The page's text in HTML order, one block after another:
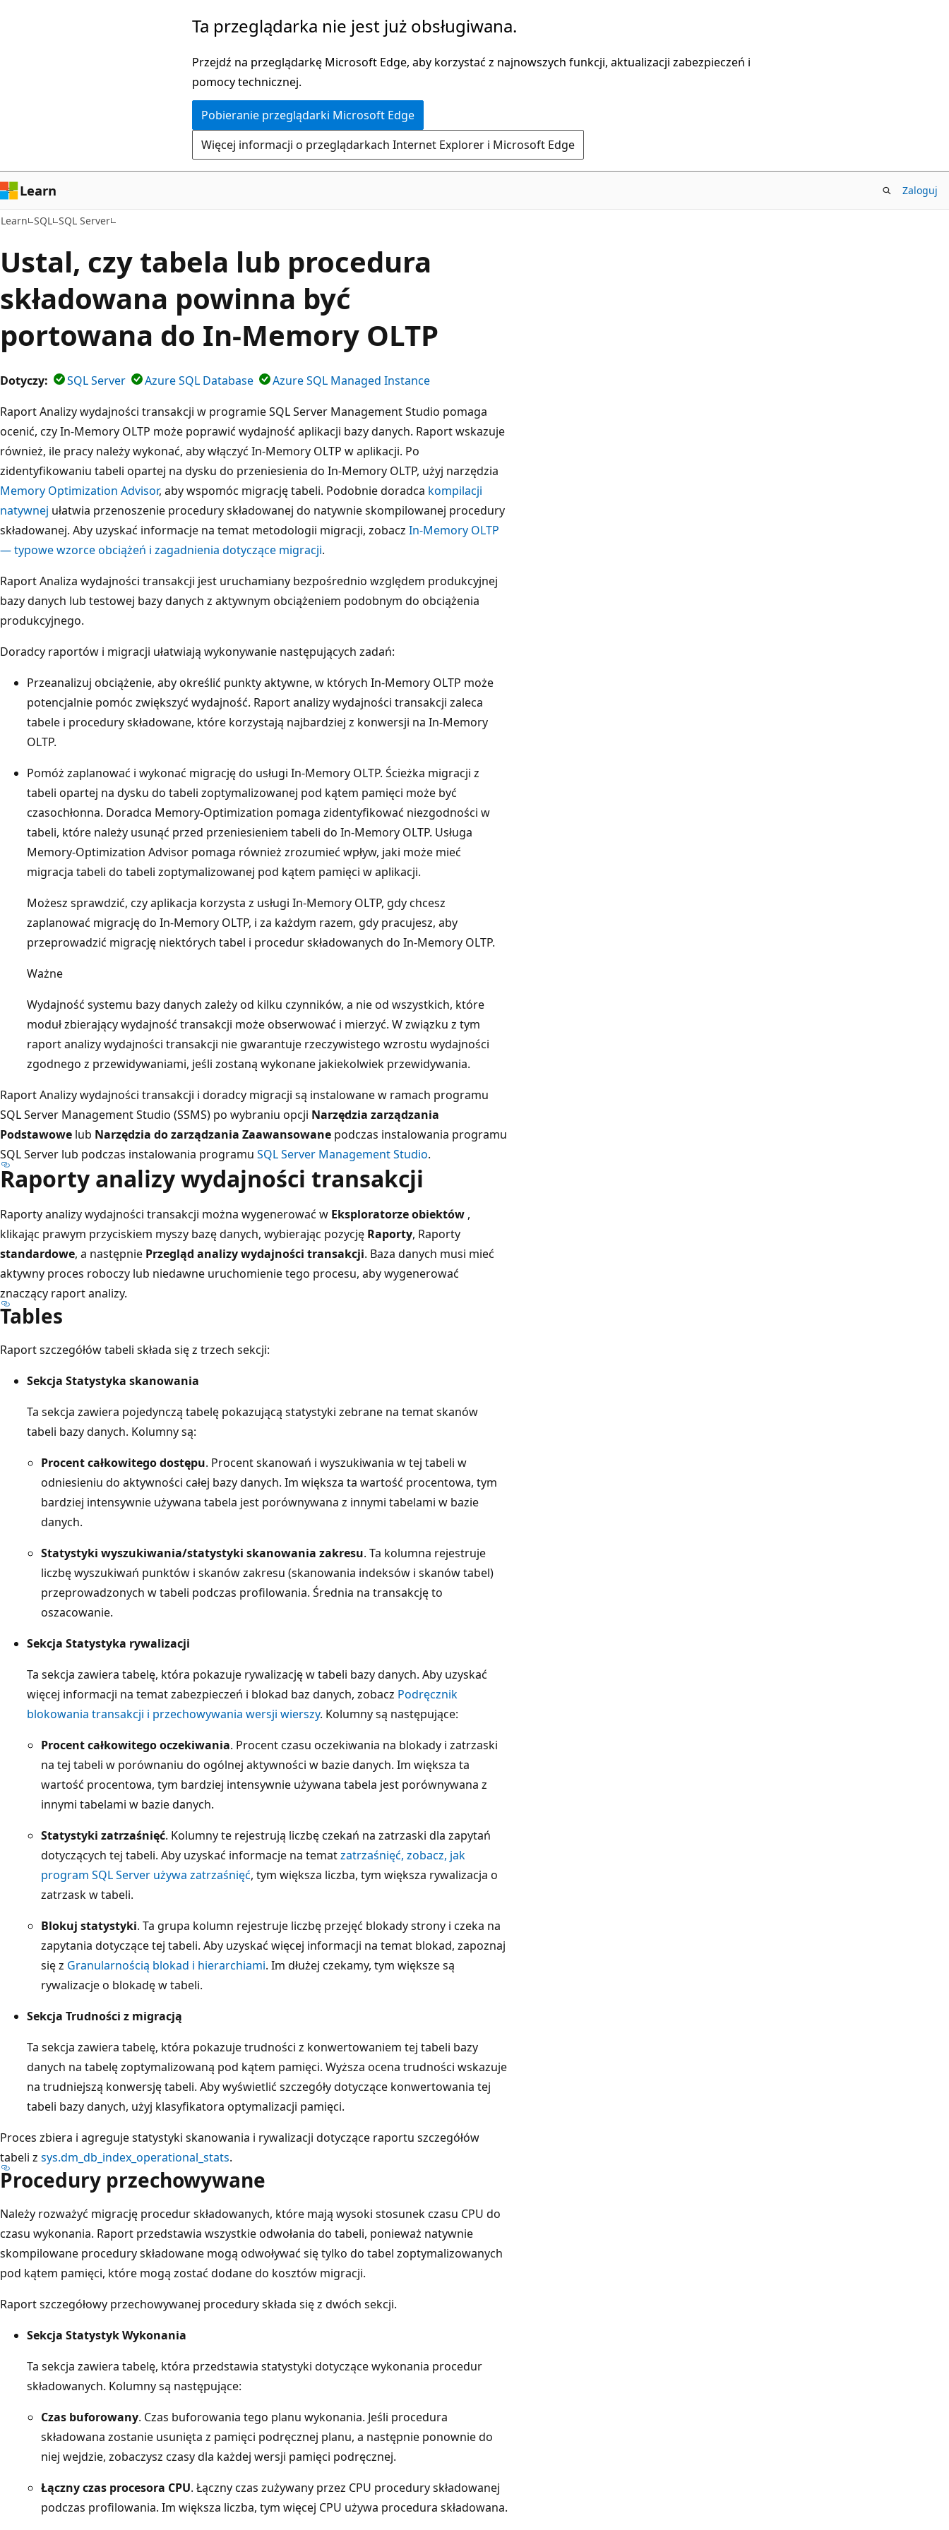
Ta przeglądarka nie jest już obsługiwana.
Przejdź na przeglądarkę Microsoft Edge, aby korzystać z najnowszych funkcji, aktualizacji zabezpieczeń i
pomocy technicznej.
Pobieranie przeglądarki Microsoft Edge
Więcej informacji o przeglądarkach Internet Explorer i Microsoft Edge
Learn Zaloguj
Learn SQL SQL Server
Ustal, czy tabela lub procedura
składowana powinna być
portowana do In-Memory OLTP
Dotyczy: SQL Server Azure SQL Database
Azure SQL Managed Instance
Raport Analizy wydajności transakcji w programie SQL Server Management Studio pomaga
ocenić, czy In-Memory OLTP może poprawić wydajność aplikacji bazy danych. Raport wskazuje
również, ile pracy należy wykonać, aby włączyć In-Memory OLTP w aplikacji. Po
zidentyfikowaniu tabeli opartej na dysku do przeniesienia do In-Memory OLTP, użyj narzędzia
Memory Optimization Advisor, aby wspomóc migrację tabeli. Podobnie doradca kompilacji
natywnej ułatwia przenoszenie procedury składowanej do natywnie skompilowanej procedury
składowanej. Aby uzyskać informacje na temat metodologii migracji, zobacz In-Memory OLTP
— typowe wzorce obciążeń i zagadnienia dotyczące migracji.
Raport Analiza wydajności transakcji jest uruchamiany bezpośrednio względem produkcyjnej
bazy danych lub testowej bazy danych z aktywnym obciążeniem podobnym do obciążenia
produkcyjnego.
Doradcy raportów i migracji ułatwiają wykonywanie następujących zadań:
Przeanalizuj obciążenie, aby określić punkty aktywne, w których In-Memory OLTP może
potencjalnie pomóc zwiększyć wydajność. Raport analizy wydajności transakcji zaleca
tabele i procedury składowane, które korzystają najbardziej z konwersji na In-Memory
OLTP.
Pomóż zaplanować i wykonać migrację do usługi In-Memory OLTP. Ścieżka migracji z
tabeli opartej na dysku do tabeli zoptymalizowanej pod kątem pamięci może być
czasochłonna. Doradca Memory-Optimization pomaga zidentyfikować niezgodności w
tabeli, które należy usunąć przed przeniesieniem tabeli do In-Memory OLTP. Usługa
Memory-Optimization Advisor pomaga również zrozumieć wpływ, jaki może mieć
migracja tabeli do tabeli zoptymalizowanej pod kątem pamięci w aplikacji.
Możesz sprawdzić, czy aplikacja korzysta z usługi In-Memory OLTP, gdy chcesz
zaplanować migrację do In-Memory OLTP, i za każdym razem, gdy pracujesz, aby
przeprowadzić migrację niektórych tabel i procedur składowanych do In-Memory OLTP.
Ważne
Wydajność systemu bazy danych zależy od kilku czynników, a nie od wszystkich, które
moduł zbierający wydajność transakcji może obserwować i mierzyć. W związku z tym
raport analizy wydajności transakcji nie gwarantuje rzeczywistego wzrostu wydajności
zgodnego z przewidywaniami, jeśli zostaną wykonane jakiekolwiek przewidywania.
Raport Analizy wydajności transakcji i doradcy migracji są instalowane w ramach programu
SQL Server Management Studio (SSMS) po wybraniu opcji Narzędzia zarządzania
Podstawowe lub Narzędzia do zarządzania Zaawansowane podczas instalowania programu
SQL Server lub podczas instalowania programu SQL Server Management Studio.
Raporty analizy wydajności transakcji
Raporty analizy wydajności transakcji można wygenerować w Eksploratorze obiektów ,
klikając prawym przyciskiem myszy bazę danych, wybierając pozycję Raporty, Raporty
standardowe, a następnie Przegląd analizy wydajności transakcji. Baza danych musi mieć
aktywny proces roboczy lub niedawne uruchomienie tego procesu, aby wygenerować
znaczący raport analizy.
Tables
Raport szczegółów tabeli składa się z trzech sekcji:
Sekcja Statystyka skanowania
Ta sekcja zawiera pojedynczą tabelę pokazującą statystyki zebrane na temat skanów
tabeli bazy danych. Kolumny są:
Procent całkowitego dostępu. Procent skanowań i wyszukiwania w tej tabeli w
odniesieniu do aktywności całej bazy danych. Im większa ta wartość procentowa, tym
bardziej intensywnie używana tabela jest porównywana z innymi tabelami w bazie
danych.
Statystyki wyszukiwania/statystyki skanowania zakresu. Ta kolumna rejestruje
liczbę wyszukiwań punktów i skanów zakresu (skanowania indeksów i skanów tabel)
przeprowadzonych w tabeli podczas profilowania. Średnia na transakcję to
oszacowanie.
Sekcja Statystyka rywalizacji
Ta sekcja zawiera tabelę, która pokazuje rywalizację w tabeli bazy danych. Aby uzyskać
więcej informacji na temat zabezpieczeń i blokad baz danych, zobacz Podręcznik
blokowania transakcji i przechowywania wersji wierszy. Kolumny są następujące:
Procent całkowitego oczekiwania. Procent czasu oczekiwania na blokady i zatrzaski
na tej tabeli w porównaniu do ogólnej aktywności w bazie danych. Im większa ta
wartość procentowa, tym bardziej intensywnie używana tabela jest porównywana z
innymi tabelami w bazie danych.
Statystyki zatrzaśnięć. Kolumny te rejestrują liczbę czekań na zatrzaski dla zapytań
dotyczących tej tabeli. Aby uzyskać informacje na tematzatrzaśnięć, zobacz, jak
program SQL Server używa zatrzaśnięć, tym większa liczba, tym większa rywalizacja o
zatrzask w tabeli.
Blokuj statystyki. Ta grupa kolumn rejestruje liczbę przejęć blokady strony i czeka na
zapytania dotyczące tej tabeli. Aby uzyskać więcej informacji na temat blokad, zapoznaj
się z Granularnością blokad i hierarchiami. Im dłużej czekamy, tym większe są
rywalizacje o blokadę w tabeli.
Sekcja Trudności z migracją
Ta sekcja zawiera tabelę, która pokazuje trudności z konwertowaniem tej tabeli bazy
danych na tabelę zoptymalizowaną pod kątem pamięci. Wyższa ocena trudności wskazuje
na trudniejszą konwersję tabeli. Aby wyświetlić szczegóły dotyczące konwertowania tej
tabeli bazy danych, użyj klasyfikatora optymalizacji pamięci.
Proces zbiera i agreguje statystyki skanowania i rywalizacji dotyczące raportu szczegółów
tabeli z sys.dm_db_index_operational_stats.
Procedury przechowywane
Należy rozważyć migrację procedur składowanych, które mają wysoki stosunek czasu CPU do
czasu wykonania. Raport przedstawia wszystkie odwołania do tabeli, ponieważ natywnie
skompilowane procedury składowane mogą odwoływać się tylko do tabel zoptymalizowanych
pod kątem pamięci, które mogą zostać dodane do kosztów migracji.
Raport szczegółowy przechowywanej procedury składa się z dwóch sekcji.
Sekcja Statystyk Wykonania
Ta sekcja zawiera tabelę, która przedstawia statystyki dotyczące wykonania procedur
składowanych. Kolumny są następujące:
Czas buforowany. Czas buforowania tego planu wykonania. Jeśli procedura
składowana zostanie usunięta z pamięci podręcznej planu, a następnie ponownie do
niej wejdzie, zobaczysz czasy dla każdej wersji pamięci podręcznej.
Łączny czas procesora CPU. Łączny czas zużywany przez CPU procedury składowanej
podczas profilowania. Im większa liczba, tym więcej CPU używa procedura składowana.